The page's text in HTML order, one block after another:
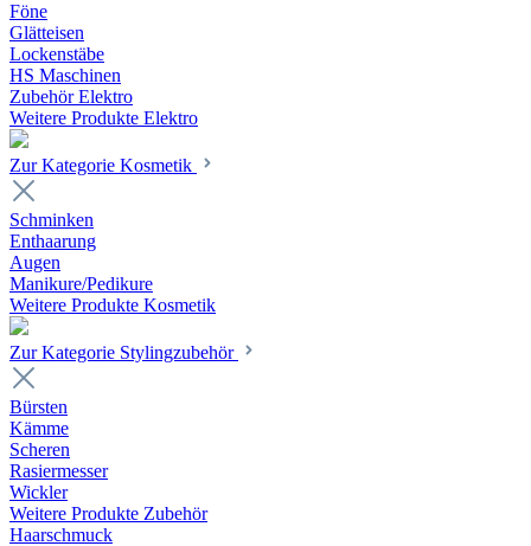
Föne
Glätteisen
Lockenstäbe
HS Maschinen
Zubehör Elektro
Weitere Produkte Elektro
Zur Kategorie Kosmetik
Schminken
Enthaarung
Augen
Manikure/Pedikure
Weitere Produkte Kosmetik
Zur Kategorie Stylingzubehör
Bürsten
Kämme
Scheren
Rasiermesser
Wickler
Weitere Produkte Zubehör
Haarschmuck